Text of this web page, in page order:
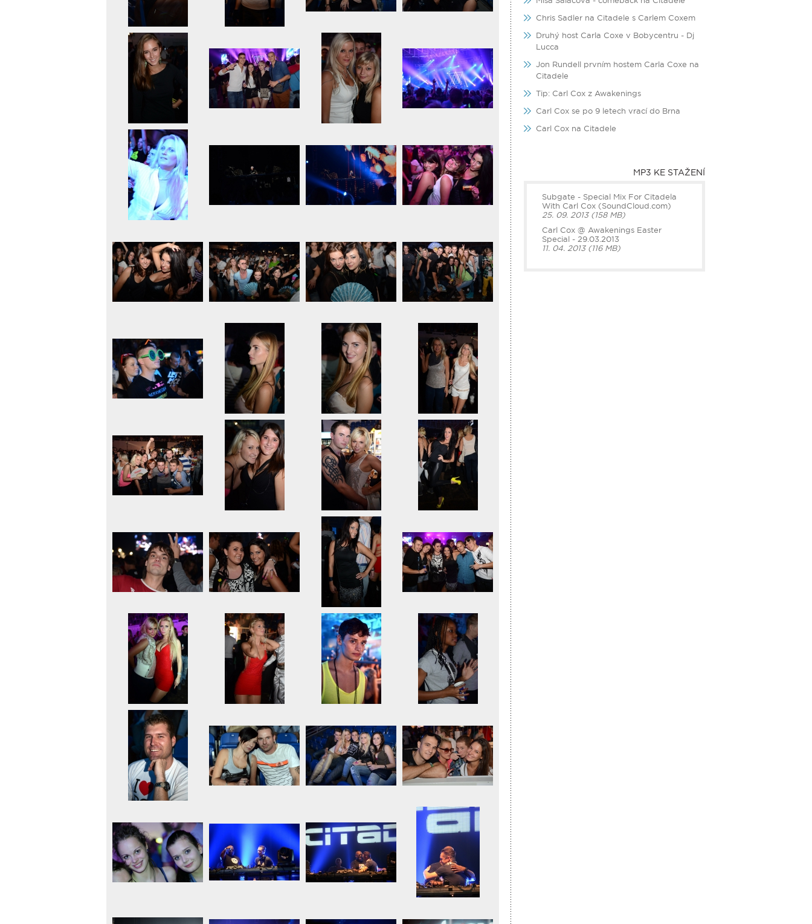
Chris Sadler na Citadele s Carlem Coxem
Druhý host Carla Coxe v Bobycentru - Dj
Lucca
Jon Rundell prvním hostem Carla Coxe na
Citadele
Tip: Carl Cox z Awakenings
Carl Cox se po 9 letech vrací do Brna
Carl Cox na Citadele
MP3 KE STAŽENÍ
Subgate - Special Mix For Citadela
With Carl Cox (SoundCloud.com)
25. 09. 2013 (158 MB)
Carl Cox @ Awakenings Easter
Special - 29.03.2013
11. 04. 2013 (116 MB)